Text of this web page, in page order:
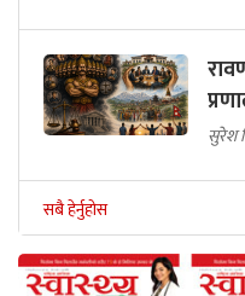
सुरेश
सबै हेर्नुहोस